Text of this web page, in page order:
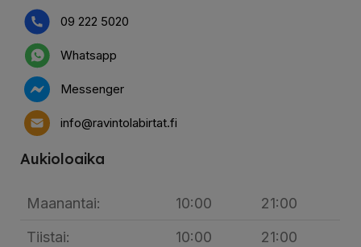
09 222 5020
Whatsapp
Messenger
info@ravintolabirtat.fi
Aukioloaika
Maanantai: 10:00
21:00
Tiistai:
10:00
21:00